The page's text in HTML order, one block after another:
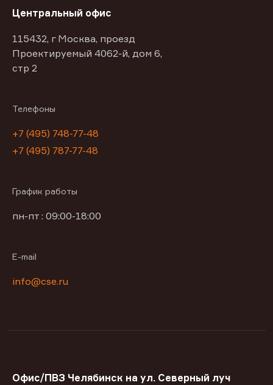
Центральный офис
115432, г Москва, проезд
Проектируемый 4062-й, дом 6,
стр 2
Телефоны
+7 (495) 748-77-48
+7 (495) 787-77-48
График работы
пн-пт : 09:00-18:00
E-mail
info@cse.ru
Офис/ПВЗ Челябинск на ул. Северный луч